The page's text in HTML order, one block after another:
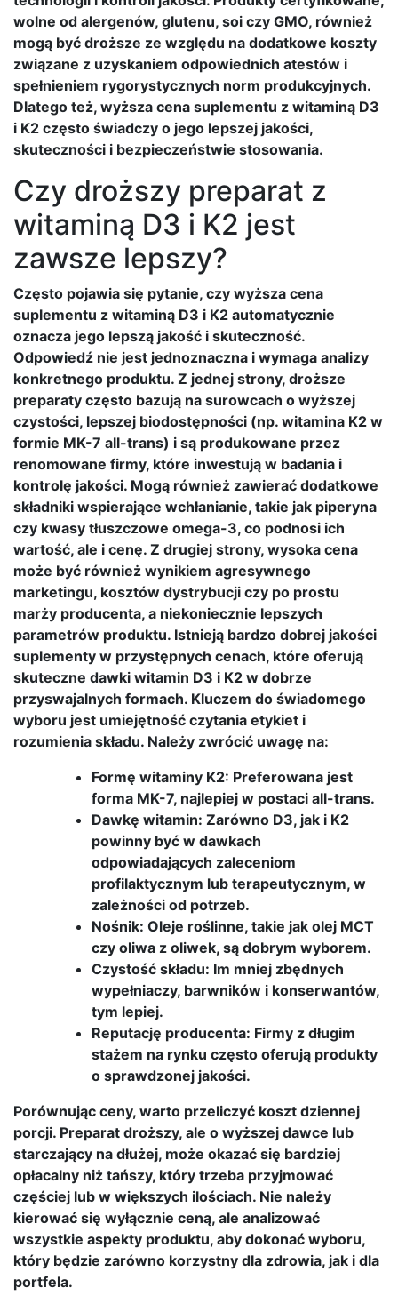
wolne od alergenów, glutenu, soi czy GMO, również
mogą być droższe ze względu na dodatkowe koszty
związane z uzyskaniem odpowiednich atestów i
spełnieniem rygorystycznych norm produkcyjnych.
Dlatego też, wyższa cena suplementu z witaminą D3
i K2 często świadczy o jego lepszej jakości,
skuteczności i bezpieczeństwie stosowania.
Czy droższy preparat z
witaminą D3 i K2 jest
zawsze lepszy?
Często pojawia się pytanie, czy wyższa cena
suplementu z witaminą D3 i K2 automatycznie
oznacza jego lepszą jakość i skuteczność.
Odpowiedź nie jest jednoznaczna i wymaga analizy
konkretnego produktu. Z jednej strony, droższe
preparaty często bazują na surowcach o wyższej
czystości, lepszej biodostępności (np. witamina K2 w
formie MK-7 all-trans) i są produkowane przez
renomowane firmy, które inwestują w badania i
kontrolę jakości. Mogą również zawierać dodatkowe
składniki wspierające wchłanianie, takie jak piperyna
czy kwasy tłuszczowe omega-3, co podnosi ich
wartość, ale i cenę. Z drugiej strony, wysoka cena
może być również wynikiem agresywnego
marketingu, kosztów dystrybucji czy po prostu
marży producenta, a niekoniecznie lepszych
parametrów produktu. Istnieją bardzo dobrej jakości
suplementy w przystępnych cenach, które oferują
skuteczne dawki witamin D3 i K2 w dobrze
przyswajalnych formach. Kluczem do świadomego
wyboru jest umiejętność czytania etykiet i
rozumienia składu. Należy zwrócić uwagę na:
Formę witaminy K2: Preferowana jest
forma MK-7, najlepiej w postaci all-trans.
Dawkę witamin: Zarówno D3, jak i K2
powinny być w dawkach
odpowiadających zaleceniom
profilaktycznym lub terapeutycznym, w
zależności od potrzeb.
Nośnik: Oleje roślinne, takie jak olej MCT
czy oliwa z oliwek, są dobrym wyborem.
Czystość składu: Im mniej zbędnych
wypełniaczy, barwników i konserwantów,
tym lepiej.
Reputację producenta: Firmy z długim
stażem na rynku często oferują produkty
o sprawdzonej jakości.
Porównując ceny, warto przeliczyć koszt dziennej
porcji. Preparat droższy, ale o wyższej dawce lub
starczający na dłużej, może okazać się bardziej
opłacalny niż tańszy, który trzeba przyjmować
częściej lub w większych ilościach. Nie należy
kierować się wyłącznie ceną, ale analizować
wszystkie aspekty produktu, aby dokonać wyboru,
który będzie zarówno korzystny dla zdrowia, jak i dla
portfela.